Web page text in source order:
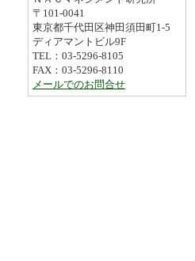
〒101-0041
東京都千代田区神田須田町1-5
ディアマントビル9F
TEL：03-5296-8105
FAX：03-5296-8110
メールでのお問合せ